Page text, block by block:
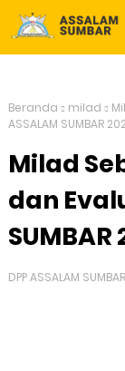
Beranda milad
ASSALAM SUMBAR
Milad
dan
SUMBAR
DPP ASSALAM SUMBAR